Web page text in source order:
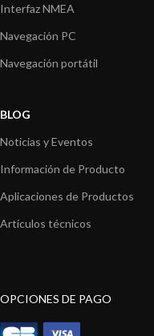
Interfaz NMEA
Navegación PC
Navegación portátil
BLOG
Noticias y Eventos
Información de Producto
Aplicaciones de Productos
Artículos técnicos
OPCIONES DE PAGO